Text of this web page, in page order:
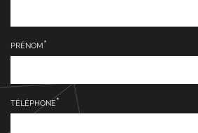
PRÉNOM
TÉLÉPHONE